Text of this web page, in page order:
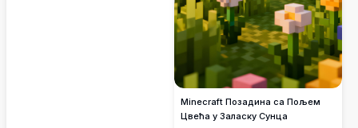
Minecraft Позадина са Пољем
Цвећа у Заласку Сунца